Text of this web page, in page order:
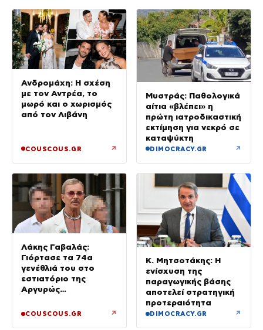
Ανδρομάχη: Η σχέση
με τον Αντρέα, το
μωρό και ο χωρισμός
από τον Λιβάνη
COUSCOUS.GR ↗
Μυστράς: Παθολογικά
αίτια «βλέπει» η
πρώτη ιατροδικαστική
εκτίμηση για νεκρό σε
καταψύκτη
DIMOCRACY.GR ↗
Λάκης Γαβαλάς:
Γιόρτασε τα 74α
γενέθλιά του στο
εστιατόριο της
Αργυρώς
αγαπημένους φίλους
COUSCOUS.GR ↗
Κ. Μητσοτάκης: Η
ενίσχυση της
παραγωγικής βάσης
αποτελεί στρατηγική
προτεραιότητα
DIMOCRACY.GR ↗